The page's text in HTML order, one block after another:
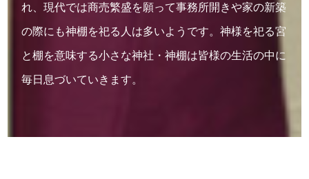
れ、現代では商売繁盛を願って事務所開きや家の新築
の際にも神棚を祀る人は多いようです。神様を祀る宮
と棚を意味する小さな神社・神棚は皆様の生活の中に
毎日息づいていきます。